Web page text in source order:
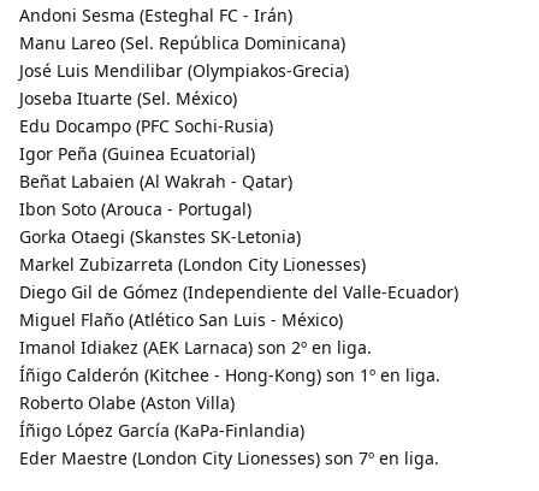
Andoni Sesma (Esteghal FC - Irán)
Manu Lareo (Sel. República Dominicana)
José Luis Mendilibar (Olympiakos-Grecia)
Joseba Ituarte (Sel. México)
Edu Docampo (PFC Sochi-Rusia)
Igor Peña (Guinea Ecuatorial)
Beñat Labaien (Al Wakrah - Qatar)
Ibon Soto (Arouca - Portugal)
Gorka Otaegi (Skanstes SK-Letonia)
Markel Zubizarreta (London City Lionesses)
Diego Gil de Gómez (Independiente del Valle-Ecuador)
Miguel Flaño (Atlético San Luis - México)
Imanol Idiakez (AEK Larnaca) son 2º en liga.
Íñigo Calderón (Kitchee - Hong-Kong) son 1º en liga.
Roberto Olabe (Aston Villa)
Íñigo López García (KaPa-Finlandia)
Eder Maestre (London City Lionesses) son 7º en liga.